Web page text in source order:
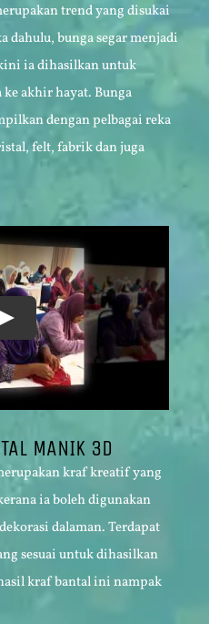
trend yang disukai
dahulu, bunga segar menjadi
ia dihasilkan untuk
akhir hayat. Bunga
dengan pelbagai reka
felt, fabrik dan juga
MANIK 3D
kraf kreatif yang
ia boleh digunakan
dalaman. Terdapat
sesuai untuk dihasilkan
kraf bantal ini nampak